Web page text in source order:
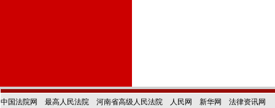
中国法院网 最高人民法院 河南省高级人民法院 人民网 新华网
法律资讯网